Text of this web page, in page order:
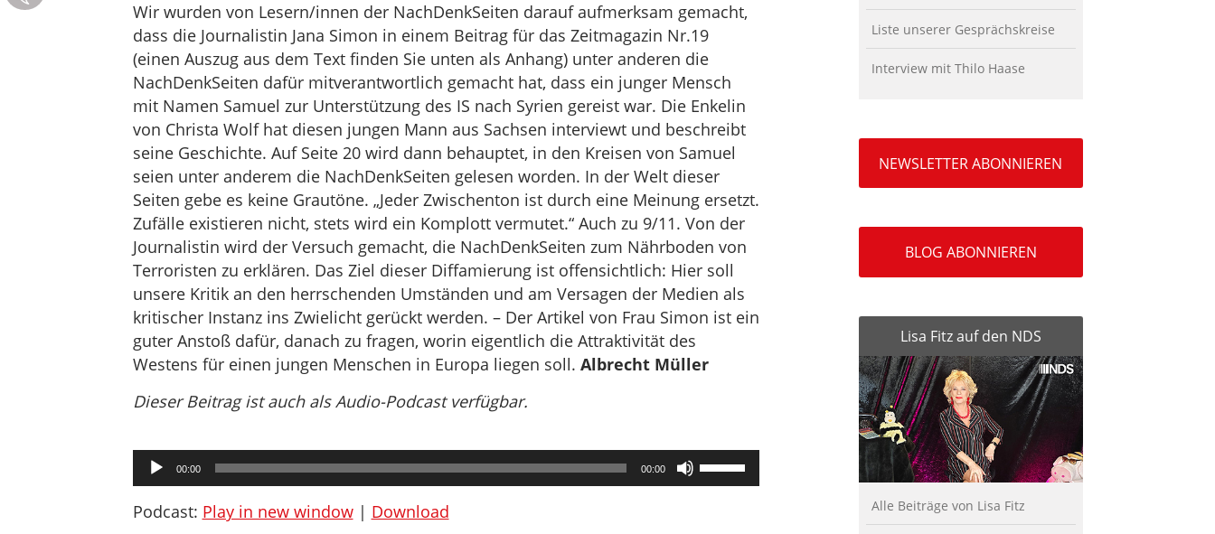
Wir wurden von Lesern/innen der NachDenkSeiten darauf aufmerksam gemacht,
dass die Journalistin Jana Simon in einem Beitrag für das Zeitmagazin Nr.19
(einen Auszug aus dem Text finden Sie unten als Anhang) unter anderen die
NachDenkSeiten dafür mitverantwortlich gemacht hat, dass ein junger Mensch
mit Namen Samuel zur Unterstützung des IS nach Syrien gereist war. Die Enkelin
von Christa Wolf hat diesen jungen Mann aus Sachsen interviewt und beschreibt
seine Geschichte. Auf Seite 20 wird dann behauptet, in den Kreisen von Samuel
seien unter anderem die NachDenkSeiten gelesen worden. In der Welt dieser
Seiten gebe es keine Grautöne. „Jeder Zwischenton ist durch eine Meinung ersetzt.
Zufälle existieren nicht, stets wird ein Komplott vermutet.“ Auch zu 9/11. Von der
Journalistin wird der Versuch gemacht, die NachDenkSeiten zum Nährboden von
Terroristen zu erklären. Das Ziel dieser Diffamierung ist offensichtlich: Hier soll
unsere Kritik an den herrschenden Umständen und am Versagen der Medien als
kritischer Instanz ins Zwielicht gerückt werden. – Der Artikel von Frau Simon ist ein
guter Anstoß dafür, danach zu fragen, worin eigentlich die Attraktivität des
Westens für einen jungen Menschen in Europa liegen soll. Albrecht Müller
Dieser Beitrag ist auch als Audio-Podcast verfügbar.
Audio-
Player
00:00 00:00
Pfeiltasten
Hoch/Runter
Podcast: Play in new window| Download
Liste unserer Gesprächskreise
Interview mit Thilo Haase
NEWSLETTER ABONNIEREN
BLOG ABONNIEREN
Lisa Fitz auf den NDS
Alle Beiträge von Lisa Fitz